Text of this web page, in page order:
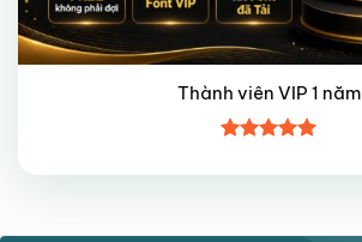
Thành viên VIP 1 năm
hạng55